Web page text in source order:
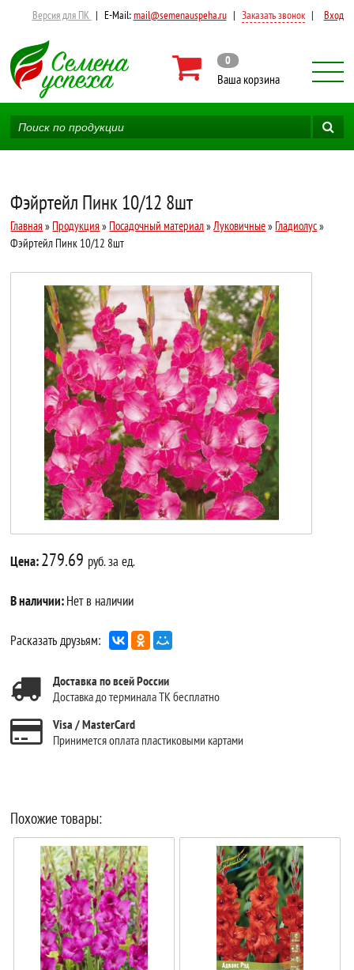
Версия для ПК | E-Mail:mail@semenauspeha.ru | Заказать звонок | Вход
0
Ваша корзина
Фэйртейл Пинк 10/12 8шт
Главная » Продукция » Посадочный материал» Луковичные» Гладиолус»
Фэйртейл Пинк 10/12 8шт
Цена:279.69 руб. за ед.
В наличии:Нет в наличии
Расказать друзьям:
Доставка по всей России
Доставка до терминала ТК бесплатно
Visa / MasterCard
Принимется оплата пластиковыми картами
Похожие товары: